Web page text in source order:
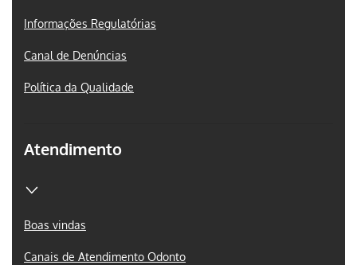
Informações Regulatórias
Canal de Denúncias
Política da Qualidade
Atendimento
Boas vindas
Canais de Atendimento Odonto